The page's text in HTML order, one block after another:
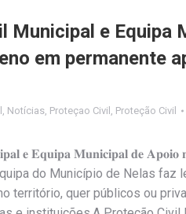
Municipal e Equipa
em permanente
, Notícias, Proteçao Civil , Proteção Civil
𝐞 𝐄𝐪𝐮𝐢𝐩𝐚 𝐌𝐮𝐧𝐢𝐜𝐢𝐩𝐚𝐥 𝐝𝐞
do Município de Nelas
território, quer públicos ou